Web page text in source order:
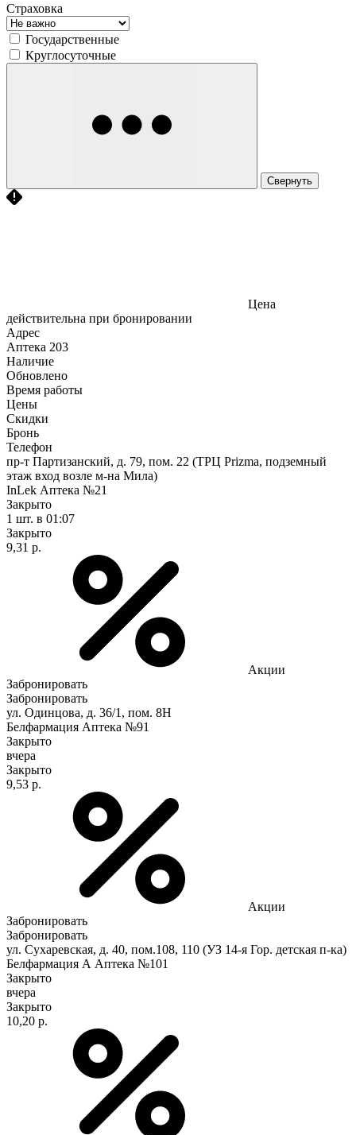
Страховка
Государственные
Круглосуточные
Свернуть
Цена
действительна при бронировании
Адрес
Аптека 203
Наличие
Обновлено
Время работы
Цены
Скидки
Бронь
Телефон
пр-т Партизанский, д. 79, пом. 22 (ТРЦ Prizma, подземный
этаж вход возле м-на Мила)
InLek Аптека №21
Закрыто
1 шт. в 01:07
Закрыто
9,31 р.
Акции
Забронировать
Забронировать
ул. Одинцова, д. 36/1, пом. 8Н
Белфармация Аптека №91
Закрыто
вчера
Закрыто
9,53 р.
Акции
Забронировать
Забронировать
ул. Сухаревская, д. 40, пом.108, 110 (УЗ 14-я Гор. детская п-ка)
Белфармация А Аптека №101
Закрыто
вчера
Закрыто
10,20 р.